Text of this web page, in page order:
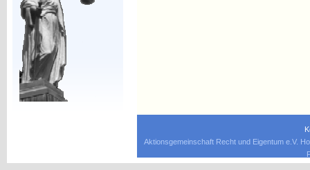
Aktionsgemeinschaft Recht und Eigentum e.V.